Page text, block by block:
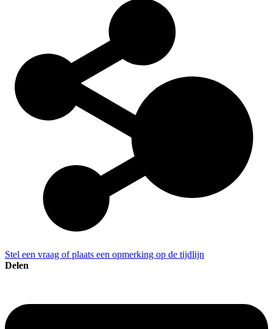
Stel een vraag of plaats een opmerking op de tijdlijn
Delen